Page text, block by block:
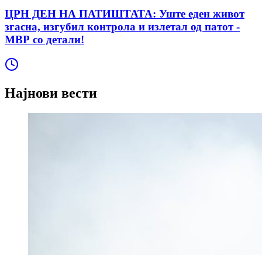
ЦРН ДЕН НА ПАТИШТАТА: Уште еден живот
згасна, изгубил контрола и излетал од патот -
МВР со детали!
Најнови вести